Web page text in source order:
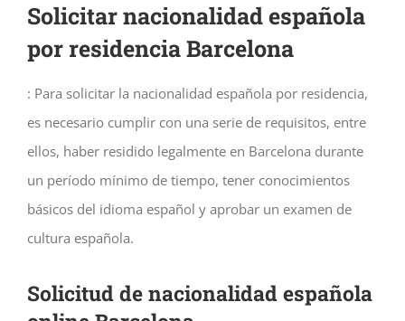
Solicitar nacionalidad española
por residencia Barcelona
: Para solicitar la nacionalidad española por residencia,
es necesario cumplir con una serie de requisitos, entre
ellos, haber residido legalmente en Barcelona durante
un período mínimo de tiempo, tener conocimientos
básicos del idioma español y aprobar un examen de
cultura española.
Solicitud de nacionalidad española